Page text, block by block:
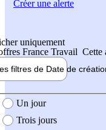
uniquement
France Travail Cette
filtres de Date de
création de l'offre
Un jour
Trois jours
Créer une alerte